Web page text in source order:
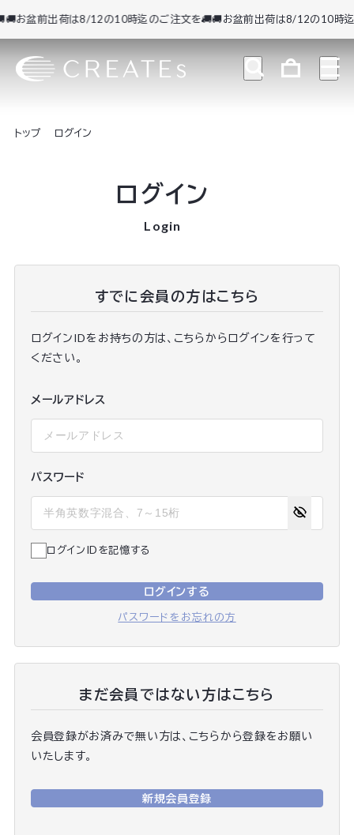
お盆前出荷は8/12の10時迄のご注文を🚚🚚お盆前出荷は8/12の10時迄
トップ ログイン
ログイン
Login
すでに会員の方はこちら
ログインIDをお持ちの方は、こちらからログインを行って
ください。
メールアドレス
パスワード
ログインIDを記憶する
ログインする
パスワードをお忘れの方
まだ会員ではない方はこちら
会員登録がお済みで無い方は、こちらから登録をお願い
いたします。
新規会員登録